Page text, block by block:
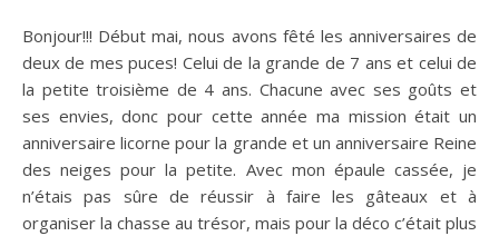
Bonjour!!! Début mai, nous avons fêté les anniversaires de
deux de mes puces! Celui de la grande de 7 ans et celui de
la petite troisième de 4 ans. Chacune avec ses goûts et
ses envies, donc pour cette année ma mission était un
anniversaire licorne pour la grande et un anniversaire Reine
des neiges pour la petite. Avec mon épaule cassée, je
n’étais pas sûre de réussir à faire les gâteaux et à
organiser la chasse au trésor, mais pour la déco c’était plus